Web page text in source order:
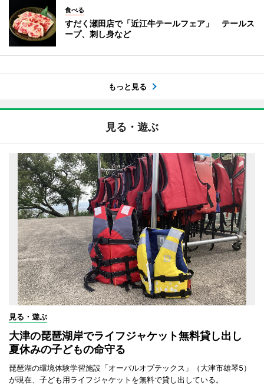
食べる
すだく瀬田店で「近江牛テールフェア」 テールス
ープ、刺し身など
もっと見る
見る・遊ぶ
見る・遊ぶ
大津の琵琶湖岸でライフジャケット無料貸し出し
夏休みの子どもの命守る
琵琶湖の環境体験学習施設「オーパルオプテックス」（大津市雄琴5）
が現在、子ども用ライフジャケットを無料で貸し出している。